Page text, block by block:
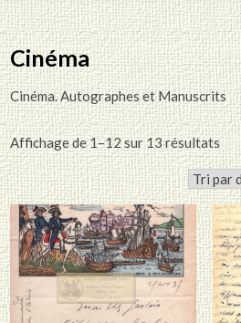
Cinéma
Cinéma. Autographes et Manuscrits
Affichage de 1–12 sur 13 résultats